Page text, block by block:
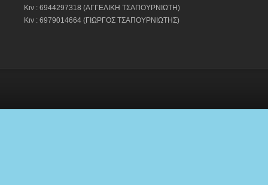
Κιν : 6944297318 (ΑΓΓΕΛΙΚΗ ΤΣΑΠΟΥΡΝΙΩΤΗ)
Κιν : 6979014664 (ΓΙΩΡΓΟΣ ΤΣΑΠΟΥΡΝΙΩΤΗΣ)